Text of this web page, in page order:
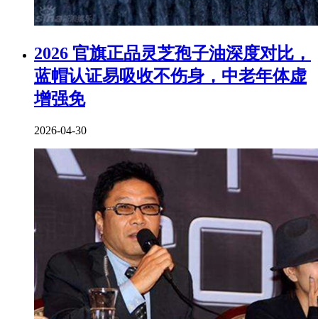
2026 官旗正品灵芝孢子油深度对比，
蓝帽认证易吸收不伤身，中老年体虚
增强免
2026-04-30